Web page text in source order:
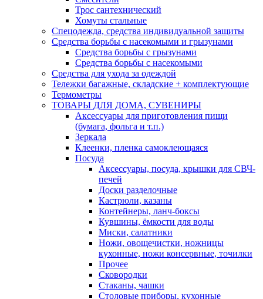
Трос сантехнический
Хомуты стальные
Спецодежда, средства индивидуальной защиты
Средства борьбы с насекомыми и грызунами
Средства борьбы с грызунами
Средства борьбы с насекомыми
Средства для ухода за одеждой
Тележки багажные, складские + комплектующие
Термометры
ТОВАРЫ ДЛЯ ДОМА, СУВЕНИРЫ
Аксессуары для приготовления пищи
(бумага, фольга и т.п.)
Зеркала
Клеенки, пленка самоклеющаяся
Посуда
Аксессуары, посуда, крышки для СВЧ-
печей
Доски разделочные
Кастрюли, казаны
Контейнеры, ланч-боксы
Кувшины, ёмкости для воды
Миски, салатники
Ножи, овощечистки, ножницы
кухонные, ножи консервные, точилки
Прочее
Сковородки
Стаканы, чашки
Столовые приборы, кухонные